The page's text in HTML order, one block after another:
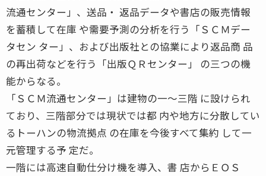
流通センター」、送品・ 返品データや書店の販売情報
を蓄積して在庫 や需要予測の分析を行う「ＳＣＭデー
タセン ター」、および出版社との協業により返品商 品
の再出荷などを行う「出版ＱＲセンター」 の三つの機
能からなる。
「ＳＣＭ流通センター」は建物の一〜三階 に設けられ
ており、三階部分では現状では都 内や地方に分散してい
るトーハンの物流拠点 の在庫を今後すべて集約 して一
元管理する予 定だ。
一階には高速自動仕分け機を導入、書 店からＥＯＳ